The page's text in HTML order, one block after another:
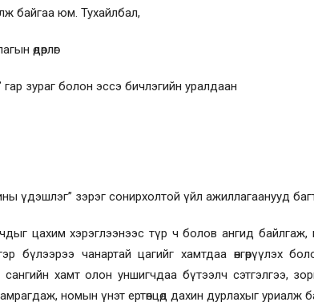
байгаа юм. Тухайлбал,
өдөрлөг
гар зураг болон эссэ бичлэгийн уралдаан
үдэшлэг” зэрэг сонирхолтой үйл ажиллагаанууд
цахим хэрэглээнээс түр ч болов ангид
бүлээрээ чанартай цагийг хамтдаа өнгөрүүлэх
хамт олон уншигчдаа бүтээлч сэтгэлгээ,
номын үнэт ертөнцөд дахин дурлахыг уриалж